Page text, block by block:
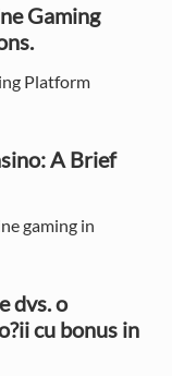
Gaming
Platform
A Brief
gaming in
dvs. o
cu bonus in